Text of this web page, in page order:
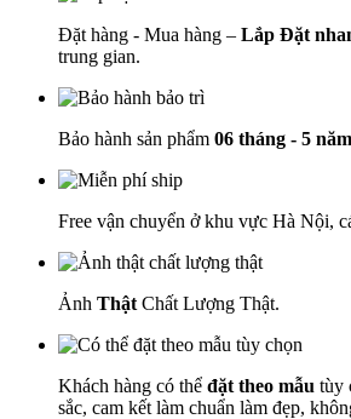
Đặt hàng - Mua hàng – Lắp Đặt
trung gian.
Bảo hành sản phẩm 06 tháng - 5 năm
Free vận chuyển ở khu vực Hà Nội,
Ảnh Thật Chất Lượng Thật.
Khách hàng có thể đặt theo mẫu tùy
sắc, cam kết làm chuẩn làm đẹp,